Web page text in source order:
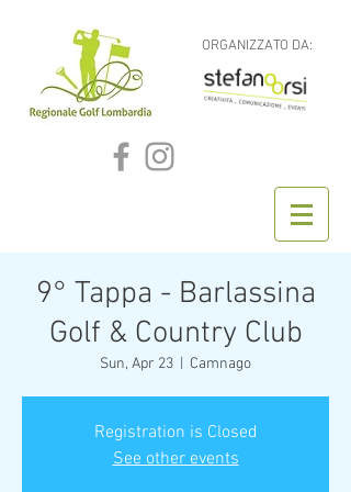
ORGANIZZATO DA:
9° Tappa - Barlassina
Golf & Country Club
Sun, Apr 23 Camnago
Registration is Closed
See other events